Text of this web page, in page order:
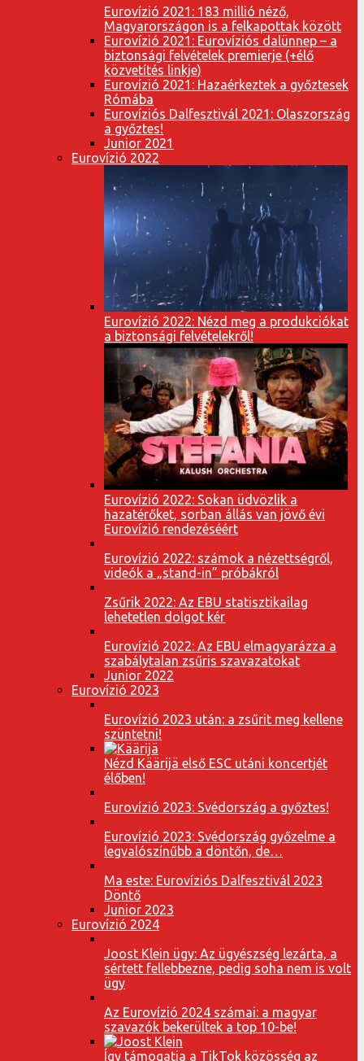
Eurovízió 2021: 183 millió néző,
Magyarországon is a felkapottak között
Eurovízió 2021: Eurovíziós dalünnep – a
biztonsági felvételek premierje (+élő
közvetítés linkje)
Eurovízió 2021: Hazaérkeztek a győztesek
Rómába
Eurovíziós Dalfesztivál 2021: Olaszország
a győztes!
Junior 2021
Eurovízió 2022
Eurovízió 2022: Nézd meg a produkciókat
a biztonsági felvételekről!
Eurovízió 2022: Sokan üdvözlik a
hazatérőket, sorban állás van jövő évi
Eurovízió rendezéséért
Eurovízió 2022: számok a nézettségről,
videók a „stand-in” próbákról
Zsűrik 2022: Az EBU statisztikailag
lehetetlen dolgot kér
Eurovízió 2022: Az EBU elmagyarázza a
szabálytalan zsűris szavazatokat
Junior 2022
Eurovízió 2023
Eurovízió 2023 után: a zsűrit meg kellene
szüntetni!
Nézd Käärijä első ESC utáni koncertjét
élőben!
Eurovízió 2023: Svédország a győztes!
Eurovízió 2023: Svédország győzelme a
legvalószínűbb a döntőn, de…
Ma este: Eurovíziós Dalfesztivál 2023
Döntő
Junior 2023
Eurovízió 2024
Joost Klein ügy: Az ügyészség lezárta, a
sértett fellebbezne, pedig soha nem is volt
ügy
Az Eurovízió 2024 számai: a magyar
szavazók bekerültek a top 10-be!
Így támogatja a TikTok közösség az